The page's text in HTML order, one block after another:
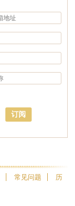
订阅
常见问题
历